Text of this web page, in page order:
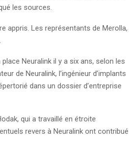
les sources.
appris. Les représentants de Merolla,
Neuralink il y a six ans, selon les
de Neuralink, l’ingénieur d’implants
dans un dossier d’entreprise
qui a travaillé en étroite
revers à Neuralink ont ​​contribué